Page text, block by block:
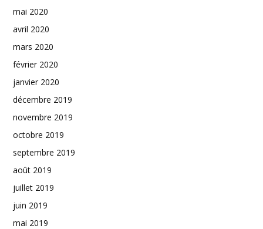
mai 2020
avril 2020
mars 2020
février 2020
janvier 2020
décembre 2019
novembre 2019
octobre 2019
septembre 2019
août 2019
juillet 2019
juin 2019
mai 2019